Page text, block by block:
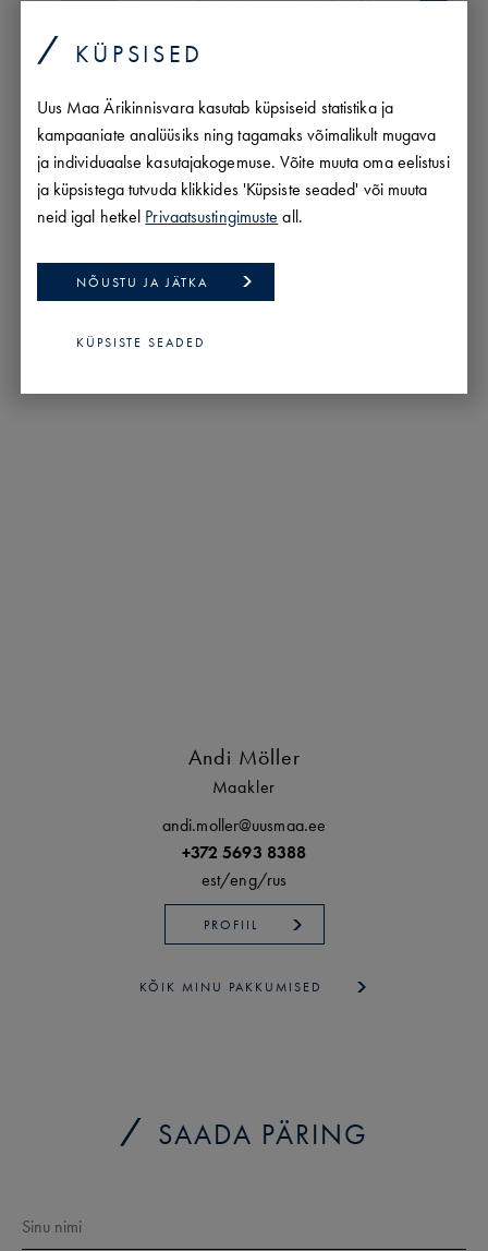
KÜPSISED
Uus Maa Ärikinnisvara kasutab küpsiseid statistika ja
kampaaniate analüüsiks ning tagamaks võimalikult mugava
ja individuaalse kasutajakogemuse. Võite muuta oma eelistusi
ja küpsistega tutvuda klikkides 'Küpsiste seaded' või muuta
neid igal hetkel Privaatsustingimuste all.
NÕUSTU JA JÄTKA
KÜPSISTE SEADED
Andi Möller
Maakler
andi.moller@uusmaa.ee
+372 5693 8388
est/eng/rus
PROFIIL
KÕIK MINU PAKKUMISED
SAADA PÄRING